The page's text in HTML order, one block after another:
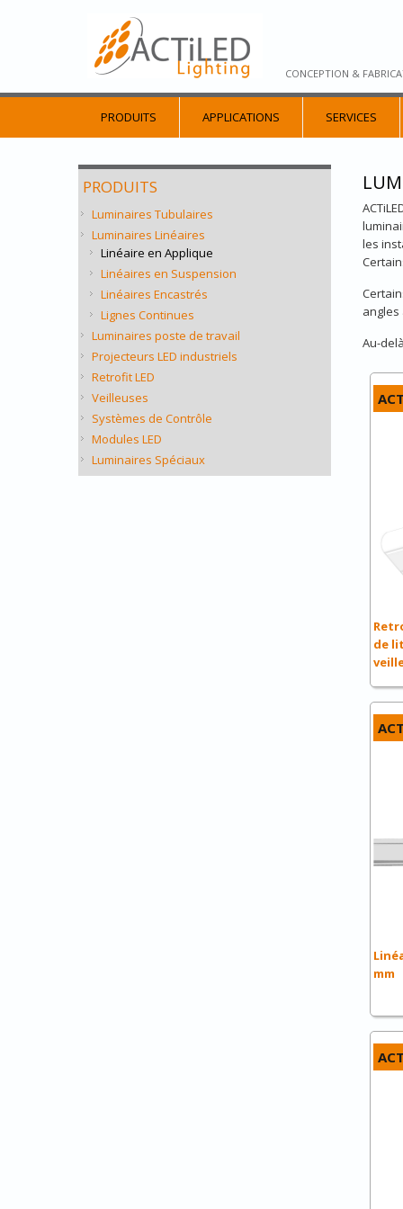
CONCEPTION &
PRODUITS APPLICATIONS SERVICES
les
angles
Au-
de
mm
PRODUITS
Luminaires Tubulaires
Luminaires Linéaires
Linéaire en Applique
Linéaires en Suspension
Linéaires Encastrés
Lignes Continues
Luminaires poste de travail
Projecteurs LED industriels
Retrofit LED
Veilleuses
Systèmes de Contrôle
Modules LED
Luminaires Spéciaux